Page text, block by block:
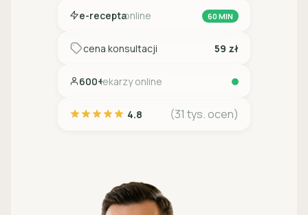
e-receptaonline 60 MIN
cena konsultacji 59 zł
600+lekarzy online
4.8 (31 tys. ocen)